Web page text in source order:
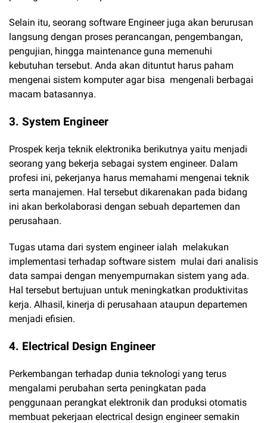
Selain itu, seorang software Engineer juga akan berurusan
langsung dengan proses perancangan, pengembangan,
pengujian, hingga maintenance guna memenuhi
kebutuhan tersebut. Anda akan dituntut harus paham
mengenai sistem komputer agar bisa mengenali berbagai
macam batasannya.
3. System Engineer
Prospek kerja teknik elektronika berikutnya yaitu menjadi
seorang yang bekerja sebagai system engineer. Dalam
profesi ini, pekerjanya harus memahami mengenai teknik
serta manajemen. Hal tersebut dikarenakan pada bidang
ini akan berkolaborasi dengan sebuah departemen dan
perusahaan.
Tugas utama dari system engineer ialah melakukan
implementasi terhadap software sistem mulai dari analisis
data sampai dengan menyempurnakan sistem yang ada.
Hal tersebut bertujuan untuk meningkatkan produktivitas
kerja. Alhasil, kinerja di perusahaan ataupun departemen
menjadi efisien.
4. Electrical Design Engineer
Perkembangan terhadap dunia teknologi yang terus
mengalami perubahan serta peningkatan pada
penggunaan perangkat elektronik dan produksi otomatis
membuat pekerjaan electrical design engineer semakin